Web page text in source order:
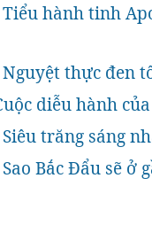
hành tinh
thực đen
diễu hành
trăng sáng
Bắc Đẩu sẽ ở